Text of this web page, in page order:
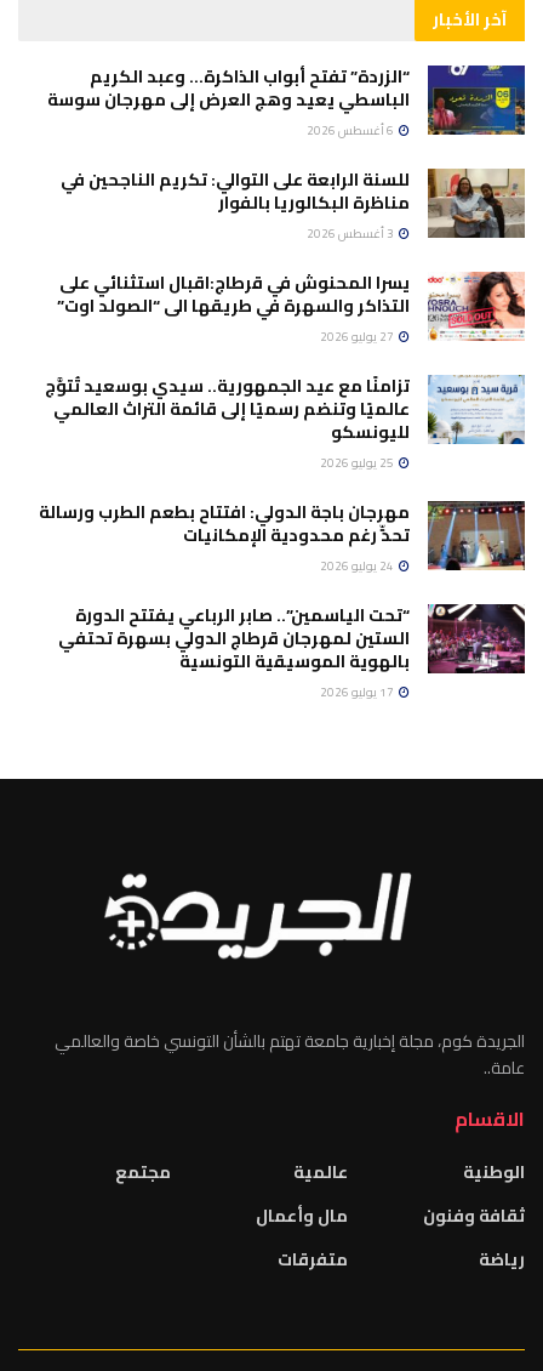
آخر الأخبار
“الزردة” تفتح أبواب الذاكرة… وعبد الكريم
الباسطي يعيد وهج العرض إلى مهرجان سوسة
للسنة الرابعة على التوالي: تكريم الناجحين في
مناظرة البكالوريا بالفوار
يسرا المحنوش في قرطاج:اقبال استثنائي على
التذاكر والسهرة في طريقها الى “الصولد اوت”
تزامنًا مع عيد الجمهورية.. سيدي بوسعيد تُتوَّج
عالميًا وتنضم رسميًا إلى قائمة التراث العالمي
لليونسكو
مهرجان باجة الدولي: افتتاح بطعم الطرب ورسالة
تحدٍّ رغم محدودية الإمكانيات
“تحت الياسمين”.. صابر الرباعي يفتتح الدورة
الستين لمهرجان قرطاج الدولي بسهرة تحتفي
بالهوية الموسيقية التونسية
الجريدة كوم، مجلة إخبارية جامعة تهتم بالشأن التونسي خاصة والعالمي
عامة..
الاقسام
الوطنية
ثقافة وفنون
رياضة
عالمية
مال وأعمال
متفرقات
مجتمع